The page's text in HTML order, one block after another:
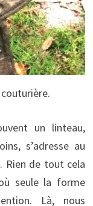
un linteau,
s’adresse au
Rien de tout cela
seule la forme
Là, nous